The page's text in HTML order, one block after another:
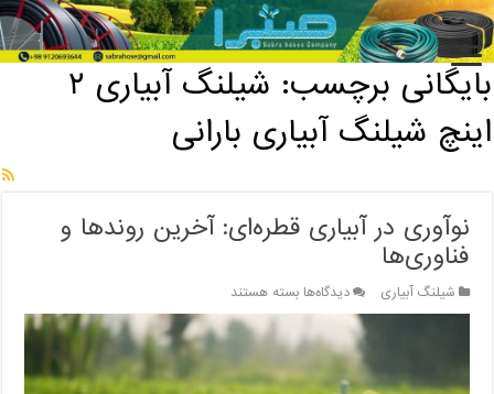
خانه / بایگانی برچسب: شیلنگ آبیاری ۲ اینچ شیلنگ آبیاری بارانی
بایگانی برچسب:
شیلنگ آبیاری ۲
اینچ شیلنگ آبیاری بارانی
نوآوری در آبیاری قطره‌ای: آخرین روندها و
فناوری‌ها
شیلنگ آبیاری دیدگاه‌هابرای
نوآوری
آبیاری
قطره‌ای:
بسته هستند